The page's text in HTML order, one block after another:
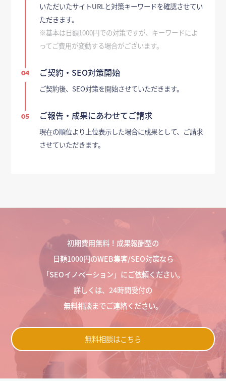
いただいたサイトURLと対策キーワードを確認させてい
ただきます。
※基本は日額1000円での対策ですが、キーワードによ
ってご費用が変動する場合がございます。
04 ご契約・SEO対策開始
ご契約後、SEO対策を開始させていただきます。
05 ご報告・成果にあわせてご請求
現在の順位より上位表示した場合に成果として、ご請求
させていただきます。
初期費用無料！成果報酬型の
日額1000円のWEB集客/SEO対策なら
「SEOイノベーション」にご依頼ください。
詳しくは、24時間受付の
無料相談までご連絡ください。
無料相談はこちら